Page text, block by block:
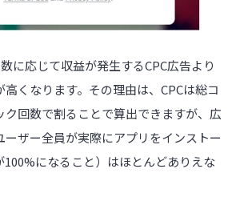
に応じて収益が発生するCPC広告より
高くなります。その理由は、CPCは総コ
ク回数で割ることで算出できますが、広
ザー全員が実際にアプリをインストー
100%になること）はほとんどありえな